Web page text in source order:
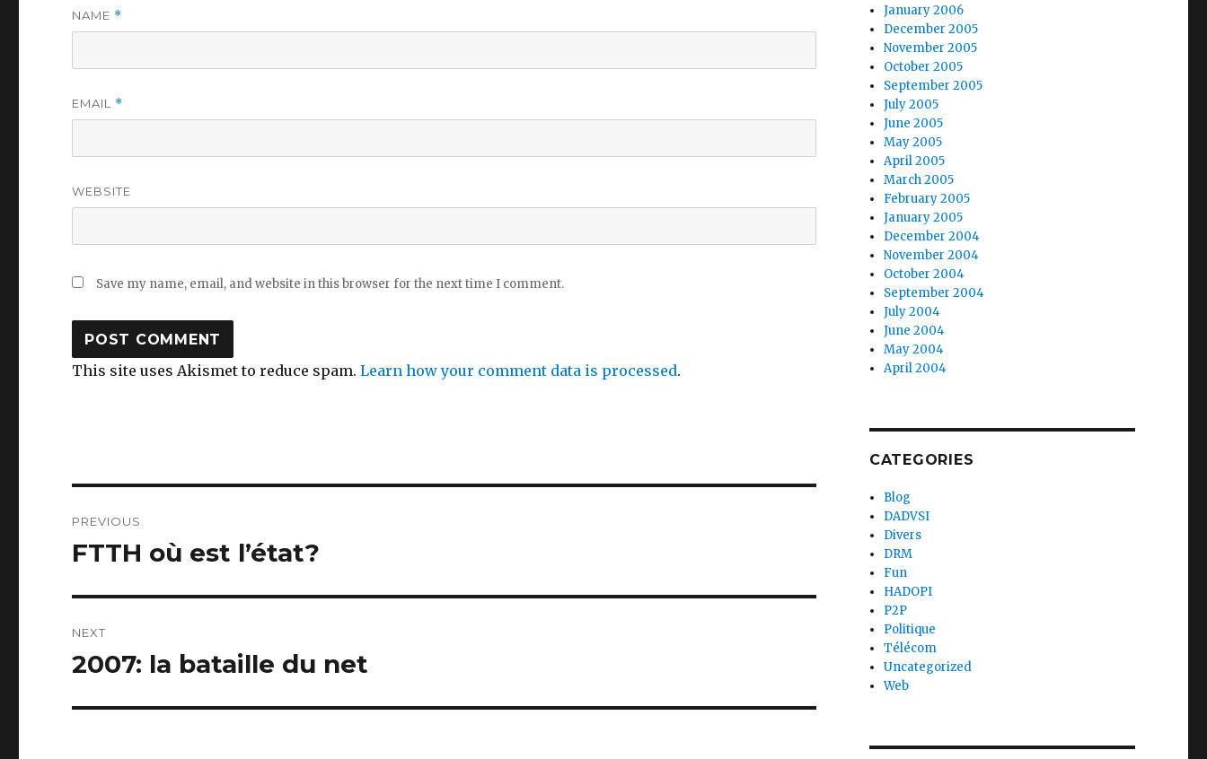
NAME *
EMAIL *
WEBSITE
Save my name, email, and website in this browser for the next time I comment.
This site uses Akismet to reduce spam.Learn how your comment data is processed.
navigation
PREVIOUS
Previous
FTTH où est l’état?
NEXT
Next
2007: la bataille du net
January 2006
December 2005
November 2005
October 2005
September 2005
July 2005
June 2005
May 2005
April 2005
March 2005
February 2005
January 2005
December 2004
November 2004
October 2004
September 2004
July 2004
June 2004
May 2004
April 2004
CATEGORIES
Blog
DADVSI
Divers
DRM
Fun
HADOPI
P2P
Politique
Télécom
Uncategorized
Web